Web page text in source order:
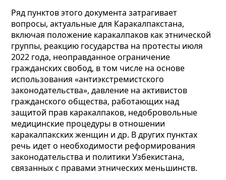
Ряд пунктов этого документа затрагивает
вопросы, актуальные для Каракалпакстана,
включая положение каракалпаков как этнической
группы, реакцию государства на протесты июля
2022 года, неоправданное ограничение
гражданских свобод, в том числе на основе
использования «антиэкстремистского
законодательства», давление на активистов
гражданского общества, работающих над
защитой прав каракалпаков, недобровольные
медицинские процедуры в отношении
каракалпакских женщин и др. В других пунктах
речь идет о необходимости реформирования
законодательства и политики Узбекистана,
связанных с правами этнических меньшинств.